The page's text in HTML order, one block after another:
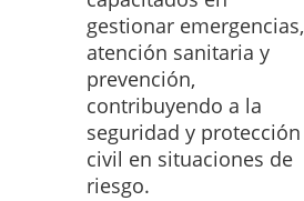
gestionar emergencias,
atención sanitaria y
prevención,
contribuyendo a la
seguridad y protección
civil en situaciones de
riesgo.